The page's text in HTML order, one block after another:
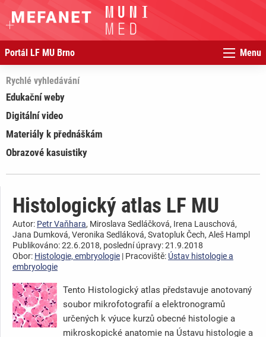
Portál LF MU Brno Menu
Rychlé vyhledávání
Edukační weby
Digitální video
Materiály k přednáškám
Obrazové kasuistiky
Histologický atlas LF MU
Autor: Petr Vaňhara, Miroslava Sedláčková, Irena Lauschová,
Jana Dumková, Veronika Sedláková, Svatopluk Čech, Aleš Hampl
Publikováno: 22.6.2018, poslední úpravy: 21.9.2018
Obor: Histologie, embryologie | Pracoviště: Ústav histologie a
embryologie
Tento Histologický atlas představuje anotovaný
soubor mikrofotografií a elektronogramů
určených k výuce kurzů obecné histologie a
mikroskopické anatomie na Ústavu histologie a